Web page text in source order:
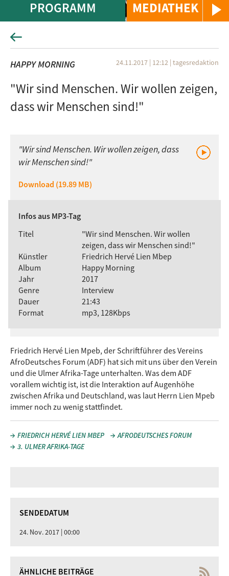
MEDIATHEK
PROGRAMM
HAPPY MORNING 24.11.2017 | 12:12 | tagesredaktion
"Wir sind Menschen. Wir wollen zeigen,
dass wir Menschen sind!"
"Wir sind Menschen. Wir wollen zeigen, dass
wir Menschen sind!"
Download (19.89 MB)
Infos aus MP3-Tag
Titel
"Wir sind Menschen. Wir wollen
zeigen, dass wir Menschen sind!"
Künstler
Friedrich Hervé Lien Mbep
Album
Happy Morning
Jahr
2017
Genre
Interview
Dauer
21:43
Format
mp3, 128Kbps
Friedrich Hervé Lien Mpeb, der Schriftführer des Vereins
AfroDeutsches Forum (ADF) hat sich mit uns über den Verein
und die Ulmer Afrika-Tage unterhalten. Was dem ADF
vorallem wichtig ist, ist die Interaktion auf Augenhöhe
zwischen Afrika und Deutschland, was laut Herrn Lien Mpeb
immer noch zu wenig stattfindet.
FRIEDRICH HERVÉ LIEN MBEP
AFRODEUTSCHES FORUM
3. ULMER AFRIKA-TAGE
SENDEDATUM
24. Nov. 2017 | 00:00
ÄHNLICHE BEITRÄGE